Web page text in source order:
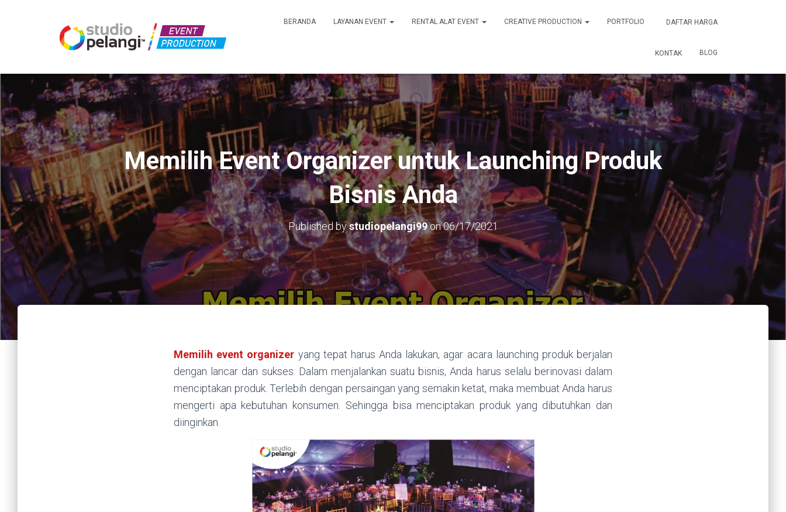
BERANDA LAYANAN EVENT RENTAL ALAT EVENT CREATIVE PRODUCTION PORTFOLIO DAFTAR HARGA
KONTAK BLOG
Memilih Event Organizer untuk Launching Produk
Bisnis Anda
Published bystudiopelangi99on06/17/2021
Memilih event organizer yang tepat harus Anda lakukan, agar acara launching produk berjalan
dengan lancar dan sukses. Dalam menjalankan suatu bisnis, Anda harus selalu berinovasi dalam
menciptakan produk. Terlebih dengan persaingan yang semakin ketat, maka membuat Anda harus
mengerti apa kebutuhan konsumen. Sehingga bisa menciptakan produk yang dibutuhkan dan
diinginkan.